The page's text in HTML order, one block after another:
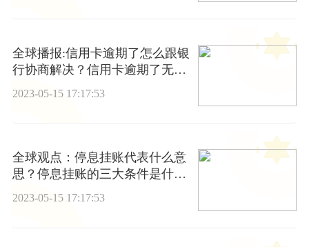
全球播报:信用卡逾期了怎么跟银
行协商解决？信用卡逾期了无力
2023-05-15 17:17:53
全球观点：停息挂账代表什么意
思？停息挂账的三大条件是什
么？
2023-05-15 17:17:53